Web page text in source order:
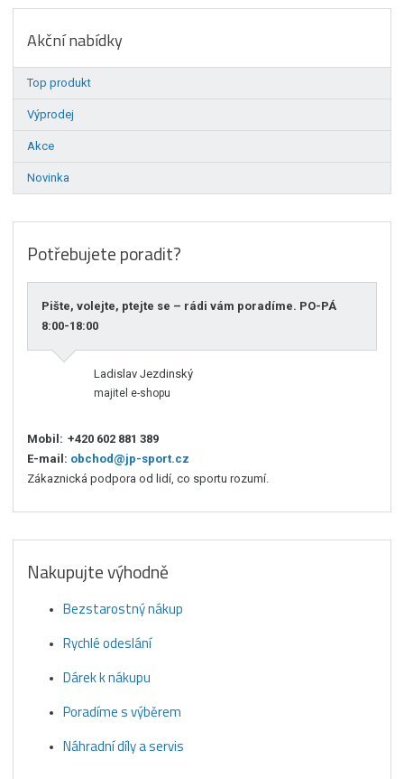
Akční nabídky
Top produkt
Výprodej
Akce
Novinka
Potřebujete poradit?
Pište, volejte, ptejte se – rádi vám poradíme. PO-PÁ
8:00-18:00
Ladislav Jezdinský
majitel e-shopu
Mobil: +420 602 881 389
E-mail: obchod@jp-sport.cz
Zákaznická podpora od lidí, co sportu rozumí.
Nakupujte výhodně
Bezstarostný nákup
Rychlé odeslání
Dárek k nákupu
Poradíme s výběrem
Náhradní díly a servis